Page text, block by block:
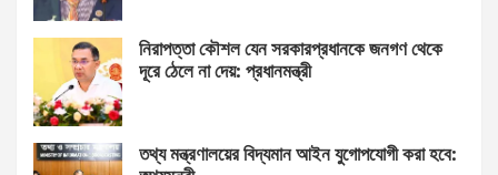
নিরাপত্তা কৌশল যেন সরকারপ্রধানকে জনগণ থেকে
দূরে ঠেলে না দেয়: প্রধানমন্ত্রী
তথ্য মন্ত্রণালয়ের বিদ্যমান আইন যুগোপযোগী করা হবে: